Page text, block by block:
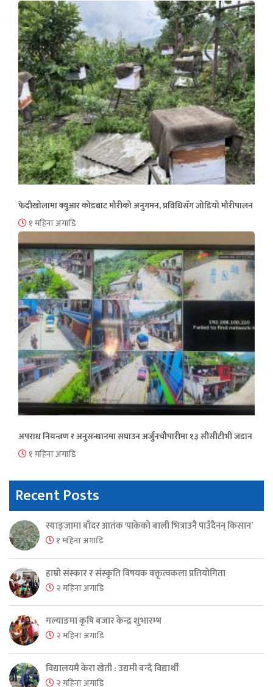
फेदीखोलामा क्युआर कोडबाट मौरीको अनुगमन, प्रविधिसँग जोडियो मौरीपालन
१ महिना अगाडि
अपराध नियन्त्रण र अनुसन्धानमा सघाउन अर्जुनचौपारीमा १३ सीसीटीभी जडान
१ महिना अगाडि
Recent Posts
स्याङ्जामा बाँदर आतंक ‘पाकेको बाली भित्राउनै पाउँदैनन् किसान’
१ महिना अगाडि
हाम्रो संस्कार र संस्कृति विषयक वक्तृत्वकला प्रतियोगिता
२ महिना अगाडि
गल्याङमा कृषि बजार केन्द्र शुभारम्भ
२ महिना अगाडि
विद्यालयमै केरा खेती : उद्यमी बन्दै विद्यार्थी
२ महिना अगाडि